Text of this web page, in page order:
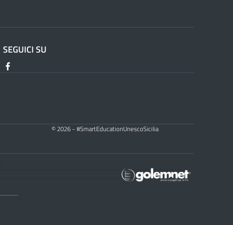
SEGUICI SU
© 2026 - #SmartEducationUnescoSicilia